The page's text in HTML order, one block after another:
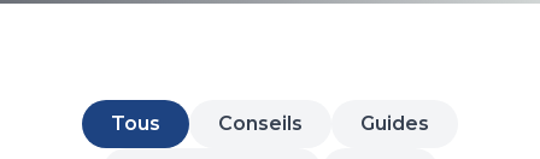
Tous Conseils Guides